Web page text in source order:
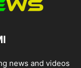
news and videos